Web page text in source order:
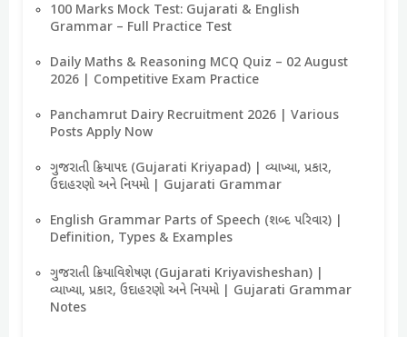
100 Marks Mock Test: Gujarati & English
Grammar – Full Practice Test
Daily Maths & Reasoning MCQ Quiz – 02 August
2026 | Competitive Exam Practice
Panchamrut Dairy Recruitment 2026 | Various
Posts Apply Now
ગુજરાતી ક્રિયાપદ (Gujarati Kriyapad) | વ્યાખ્યા, પ્રકાર,
ઉદાહરણો અને નિયમો | Gujarati Grammar
English Grammar Parts of Speech (શબ્દ પરિવાર) |
Definition, Types & Examples
ગુજરાતી ક્રિયાવિશેષણ (Gujarati Kriyavisheshan) |
વ્યાખ્યા, પ્રકાર, ઉદાહરણો અને નિયમો | Gujarati Grammar
Notes